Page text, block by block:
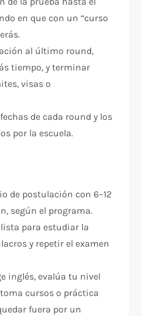
en que con un “curso
al último round,
tiempo, y terminar
visas o
de cada round y los
por la escuela.
de postulación con 6–12
según el programa.
para estudiar la
y repetir el examen
inglés, evalúa tu nivel
cursos o práctica
fuera por un